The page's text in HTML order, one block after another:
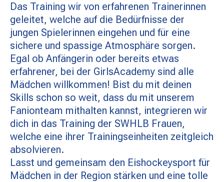
Das Training wir von erfahrenen Trainerinnen
geleitet, welche auf die Bedürfnisse der
jungen Spielerinnen eingehen und für eine
sichere und spassige Atmosphäre sorgen.
Egal ob Anfängerin oder bereits etwas
erfahrener, bei der GirlsAcademy sind alle
Mädchen willkommen! Bist du mit deinen
Skills schon so weit, dass du mit unserem
Fanionteam mithalten kannst, integrieren wir
dich in das Training der SWHLB Frauen,
welche eine ihrer Trainingseinheiten zeitgleich
absolvieren.
Lasst und gemeinsam den Eishockeysport für
Mädchen in der Region stärken und eine tolle